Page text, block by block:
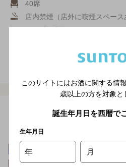
40席
店内禁煙（店外に喫煙スペース
クーポンあり
地図を表示
ミナミオールスターズ
[ガールズバー]
このサイトにはお酒に関する情
歳以上の方を対象と
誕生年月日を西暦で
生年月日
年 月